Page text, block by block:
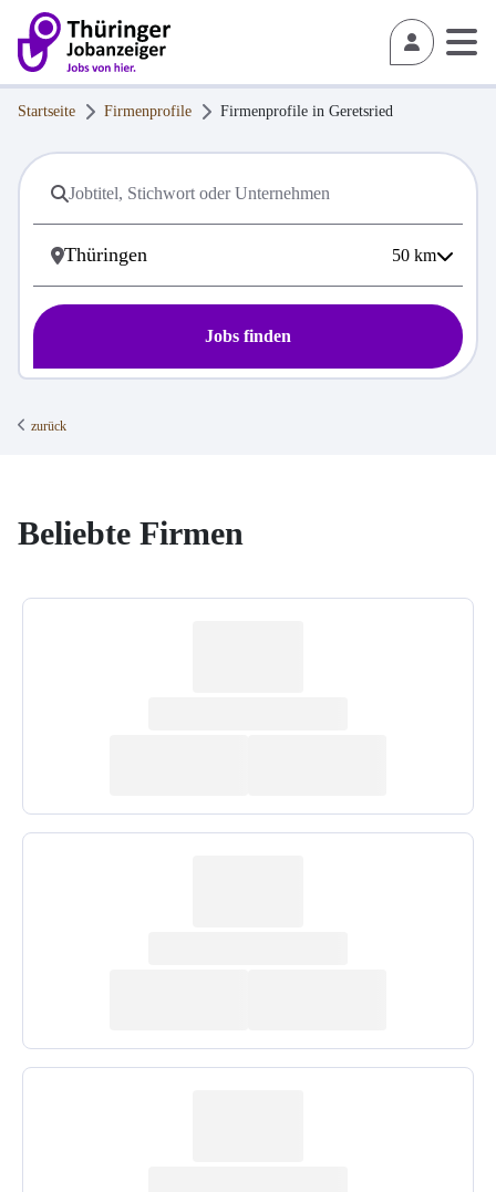
Startseite Firmenprofile Firmenprofile in Geretsried
50 km
Jobs finden
zurück
Beliebte Firmen